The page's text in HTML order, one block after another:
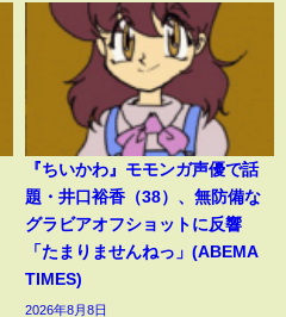
『ちいかわ』モモンガ声優で話
題・井口裕香（38）、無防備な
グラビアオフショットに反響
「たまりませんねっ」(ABEMA
TIMES)
2026年8月8日